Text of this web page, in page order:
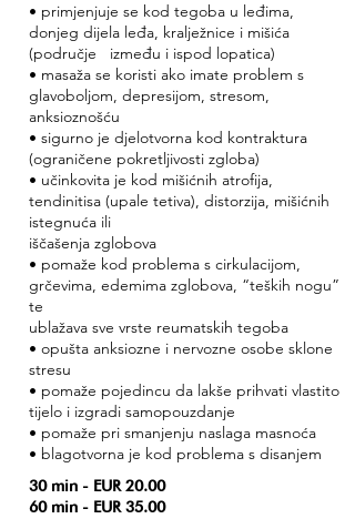
• primjenjuje se kod tegoba u leđima,
donjeg dijela leđa, kralježnice i mišića
(područje između i ispod lopatica)
• masaža se koristi ako imate problem s
glavoboljom, depresijom, stresom,
anksioznošću
• sigurno je djelotvorna kod kontraktura
(ograničene pokretljivosti zgloba)
• učinkovita je kod mišićnih atrofija,
tendinitisa (upale tetiva), distorzija, mišićnih
istegnuća ili
iščašenja zglobova
• pomaže kod problema s cirkulacijom,
grčevima, edemima zglobova, “teških nogu”
te
ublažava sve vrste reumatskih tegoba
• opušta anksiozne i nervozne osobe sklone
stresu
• pomaže pojedincu da lakše prihvati vlastito
tijelo i izgradi samopouzdanje
• pomaže pri smanjenju naslaga masnoća
• blagotvorna je kod problema s disanjem
30 min - EUR 20.00
60 min - EUR 35.00